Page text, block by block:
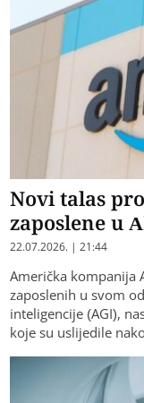
Novi talas
zaposlene u
22.07.2026. | 21:44
Američka kompanija
zaposlenih u svom
inteligencije (AGI),
koje su uslijedile